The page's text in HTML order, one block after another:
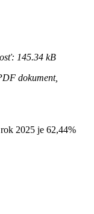
145.34 kB
dokument,
2025 je 62,44%